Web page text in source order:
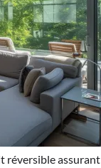
réversible assurant